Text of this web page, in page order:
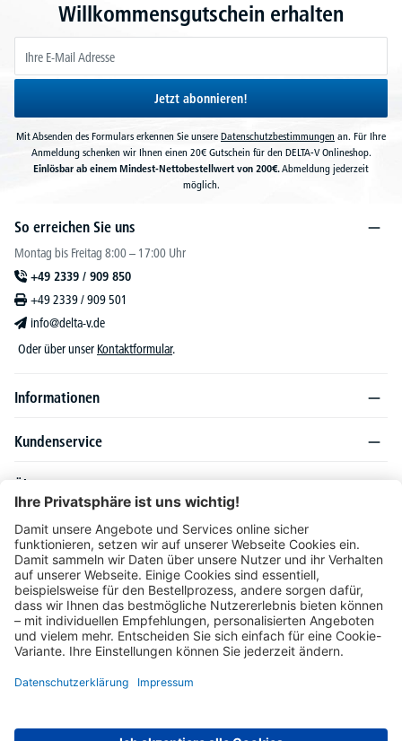
Willkommensgutschein erhalten
Jetzt abonnieren!
Mit Absenden des Formulars erkennen Sie unsere Datenschutzbestimmungen an. Für Ihre
Anmeldung schenken wir Ihnen einen 20€ Gutschein für den DELTA-V Onlineshop.
Einlösbar ab einem Mindest-Nettobestellwert von 200€.Abmeldung jederzeit
möglich.
So erreichen Sie uns
Montag bis Freitag 8:00 – 17:00 Uhr
+49 2339 / 909 850
+49 2339 / 909 501
info@delta-v.de
Oder über unser Kontaktformular.
Informationen
Kundenservice
Über DELTA-V
Produktsortiment
Ratgeber
Folgen Sie uns auch auf
Unser Angebot richtet sich ausschließlich an Industrie, Handel, Gewerbe und